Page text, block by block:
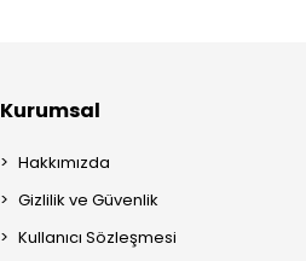
Kurumsal
Hakkımızda
Gizlilik ve Güvenlik
Kullanıcı Sözleşmesi